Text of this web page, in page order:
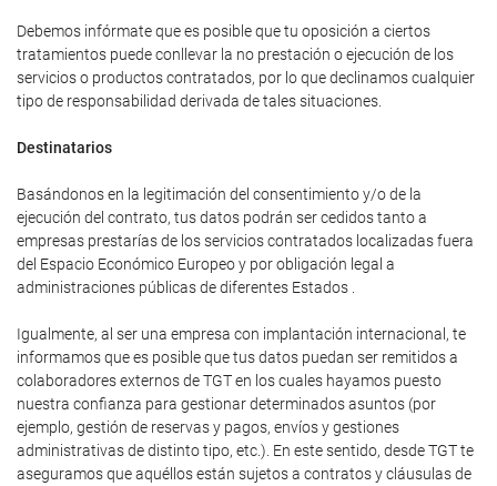
Debemos infórmate que es posible que tu oposición a ciertos
tratamientos puede conllevar la no prestación o ejecución de los
servicios o productos contratados, por lo que declinamos cualquier
tipo de responsabilidad derivada de tales situaciones.
Destinatarios
Basándonos en la legitimación del consentimiento y/o de la
ejecución del contrato, tus datos podrán ser cedidos tanto a
empresas prestarías de los servicios contratados localizadas fuera
del Espacio Económico Europeo y por obligación legal a
administraciones públicas de diferentes Estados .
Igualmente, al ser una empresa con implantación internacional, te
informamos que es posible que tus datos puedan ser remitidos a
colaboradores externos de TGT en los cuales hayamos puesto
nuestra confianza para gestionar determinados asuntos (por
ejemplo, gestión de reservas y pagos, envíos y gestiones
administrativas de distinto tipo, etc.). En este sentido, desde TGT te
aseguramos que aquéllos están sujetos a contratos y cláusulas de